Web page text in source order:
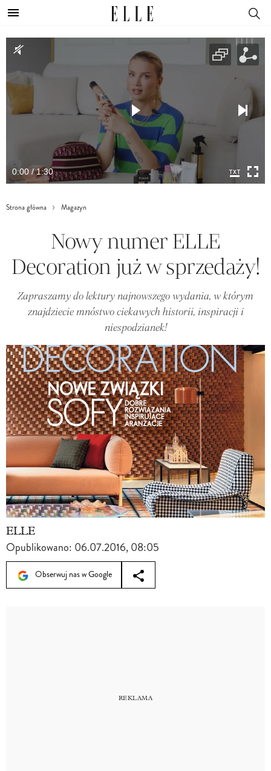
0:00 / 1:30
Strona główna Magazyn
Nowy numer ELLE
Decoration już w sprzedaży!
Zapraszamy do lektury najnowszego wydania, w którym
znajdziecie mnóstwo ciekawych historii, inspiracji i
niespodzianek!
ELLE
Opublikowano: 06.07.2016, 08:05
Obserwuj nas w Google